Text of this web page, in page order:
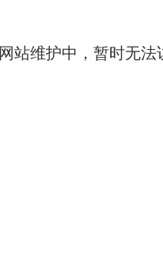
网站维护中，暂时无